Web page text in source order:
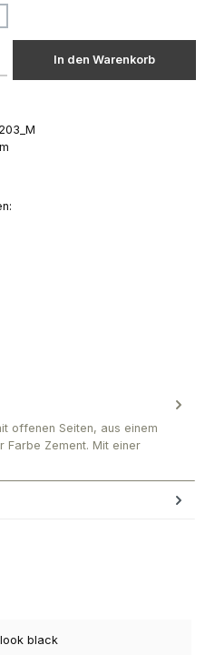
ist zurzeit nicht verfügbar.)
In den Warenkorb
offenen Seiten, aus einem
Farbe Zement. Mit einer